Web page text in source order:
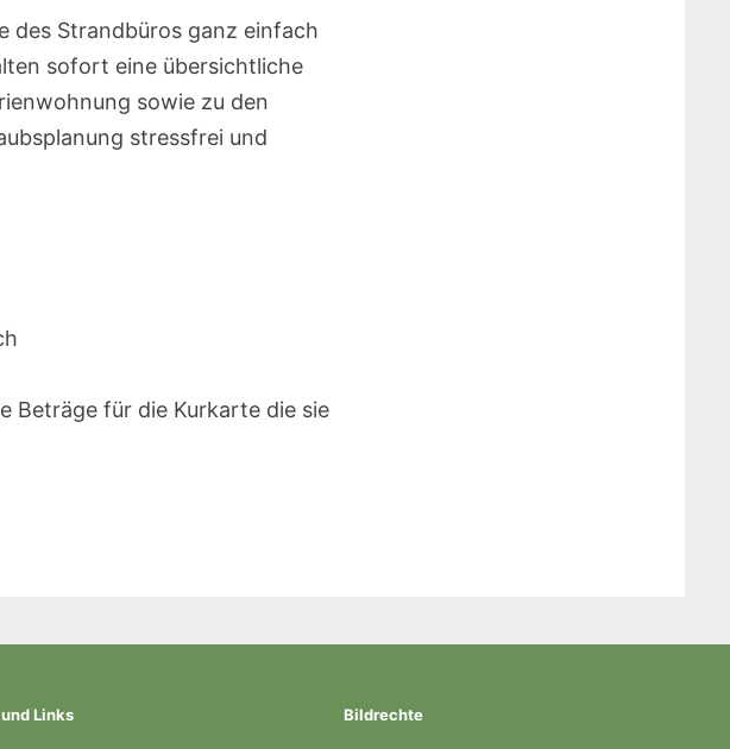
des Strandbüros ganz einfach
sofort eine übersichtliche
sowie zu den
stressfrei und
Beträge für die Kurkarte die sie
Links Bildrechte